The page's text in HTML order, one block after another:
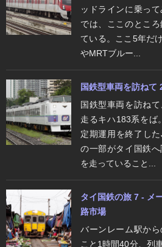
ッドラインに乗っ
では、ここのとこ
ている。ここ5年だ
やMRTブルー...
国鉄型車両を訪ねて
国鉄型車両を訪ね
走るキハ183系をば
定期運用を終了し
の一部がタイ国鉄
を走っていること...
タイ国鉄の旅 7 - メ
路市場
バーンレーム駅か
こと1時間40分、列